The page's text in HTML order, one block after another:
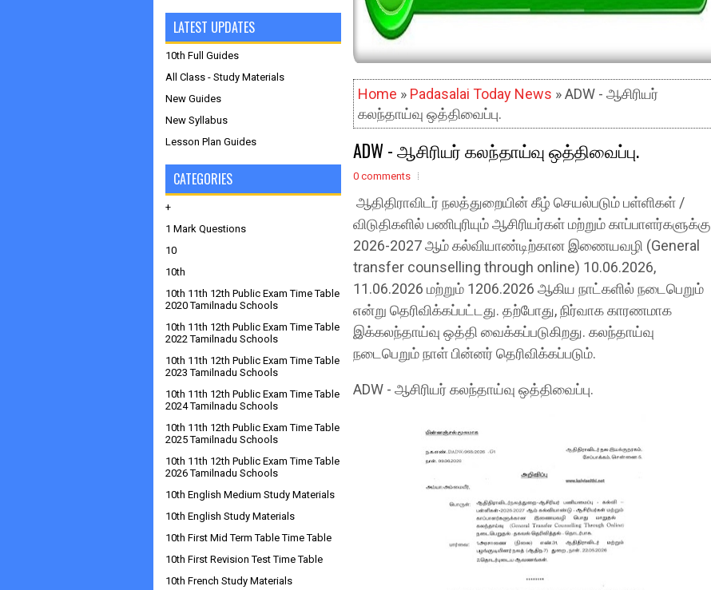
Home » Padasalai Today News » ADW - ஆசிரியர்
கலந்தாய்வு ஒத்திவைப்பு.
ADW - ஆசிரியர் கலந்தாய்வு ஒத்திவைப்பு.
0 comments
ஆதிதிராவிடர் நலத்துறையின் கீழ் செயல்படும் பள்ளிகள் /
விடுதிகளில் பணிபுரியும் ஆசிரியர்கள் மற்றும் காப்பாளர்களுக்கு
2026-2027 ஆம் கல்வியாண்டிற்கான இணையவழி (General
transfer counselling through online) 10.06.2026,
11.06.2026 மற்றும் 1206.2026 ஆகிய நாட்களில் நடைபெறும்
என்று தெரிவிக்கப்பட்டது. தற்போது, நிர்வாக காரணமாக
இக்கலந்தாய்வு ஒத்தி வைக்கப்படுகிறது. கலந்தாய்வு
நடைபெறும் நாள் பின்னர் தெரிவிக்கப்படும்.
ADW - ஆசிரியர் கலந்தாய்வு ஒத்திவைப்பு.
LATEST UPDATES
10th Full Guides
All Class - Study Materials
New Guides
New Syllabus
Lesson Plan Guides
CATEGORIES
+
1 Mark Questions
10
10th
10th 11th 12th Public Exam Time Table
2020 Tamilnadu Schools
10th 11th 12th Public Exam Time Table
2022 Tamilnadu Schools
10th 11th 12th Public Exam Time Table
2023 Tamilnadu Schools
10th 11th 12th Public Exam Time Table
2024 Tamilnadu Schools
10th 11th 12th Public Exam Time Table
2025 Tamilnadu Schools
10th 11th 12th Public Exam Time Table
2026 Tamilnadu Schools
10th English Medium Study Materials
10th English Study Materials
10th First Mid Term Table Time Table
10th First Revision Test Time Table
10th French Study Materials